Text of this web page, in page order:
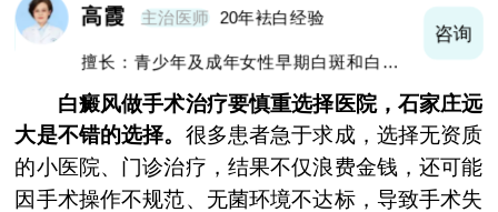
高霞 主治医师 20年袪白经验
擅长：青少年及成年女性早期白斑和白斑的
咨询
白癜风做手术治疗要慎重选择医院，石家庄远
大是不错的选择。 很多患者急于求成，选择无资质
的小医院、门诊治疗，结果不仅浪费金钱，还可能
因手术操作不规范、无菌环境不达标，导致手术失